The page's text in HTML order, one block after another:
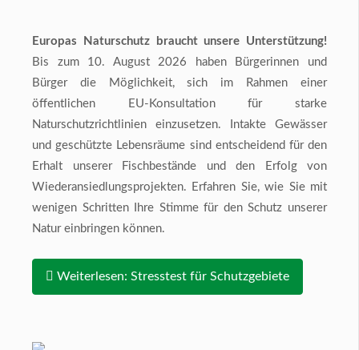
Europas Naturschutz braucht unsere Unterstützung!
Bis zum 10. August 2026 haben Bürgerinnen und
Bürger die Möglichkeit, sich im Rahmen einer
öffentlichen EU-Konsultation für starke
Naturschutzrichtlinien einzusetzen. Intakte Gewässer
und geschützte Lebensräume sind entscheidend für den
Erhalt unserer Fischbestände und den Erfolg von
Wiederansiedlungsprojekten. Erfahren Sie, wie Sie mit
wenigen Schritten Ihre Stimme für den Schutz unserer
Natur einbringen können.
Weiterlesen: Stresstest für Schutzgebiete